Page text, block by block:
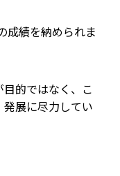
成績を納められま
的ではなく、こ
展に尽力してい